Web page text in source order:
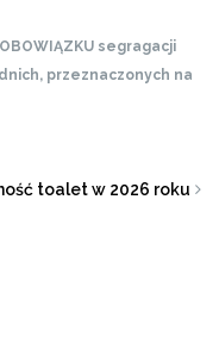
segragacji
przeznaczonych na
toalet w 2026 roku